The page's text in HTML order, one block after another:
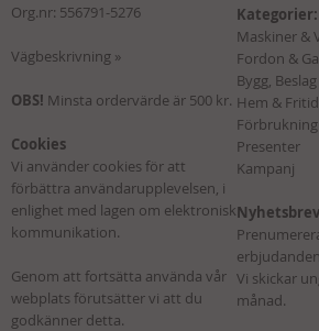
Org.nr: 556791-5276
Vägbeskrivning »
OBS! Minsta ordervärde är 500 kr.
Cookies
Vi använder cookies för att
förbättra användarupplevelsen, i
enlighet med lagen om elektronisk
kommunikation.
Genom att fortsätta använda vår
webplats förutsätter vi att du
godkänner detta.
Kategorier:
Maskiner &
Fordon &
Bygg, Beslag
Hem & Fritid
Förbrukning
Presenter
Kampanj
Nyhetsbrev
Vi skickar
månad.